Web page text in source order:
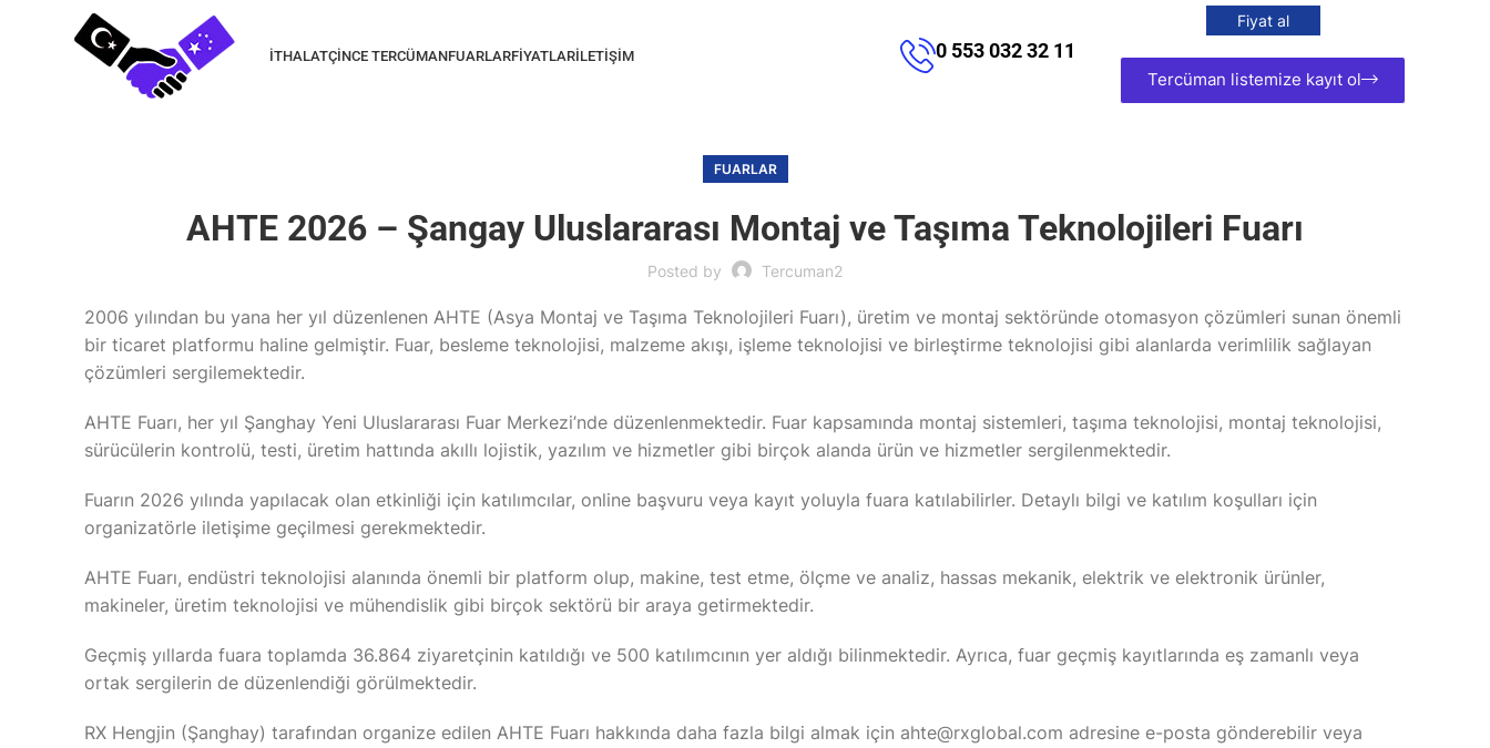
İTHALATÇINCE TERCÜMANFUARLARFIYATLARİLETIŞIM 0 553 032 32 11
Fiyat al
Tercüman listemize kayıt ol
FUARLAR
AHTE 2026 – Şangay Uluslararası Montaj ve Taşıma Teknolojileri Fuarı
Posted by Tercuman2
2006 yılından bu yana her yıl düzenlenen AHTE (Asya Montaj ve Taşıma Teknolojileri Fuarı), üretim ve montaj sektöründe otomasyon çözümleri sunan önemli
bir ticaret platformu haline gelmiştir. Fuar, besleme teknolojisi, malzeme akışı, işleme teknolojisi ve birleştirme teknolojisi gibi alanlarda verimlilik sağlayan
çözümleri sergilemektedir.
AHTE Fuarı, her yıl Şanghay Yeni Uluslararası Fuar Merkezi’nde düzenlenmektedir. Fuar kapsamında montaj sistemleri, taşıma teknolojisi, montaj teknolojisi,
sürücülerin kontrolü, testi, üretim hattında akıllı lojistik, yazılım ve hizmetler gibi birçok alanda ürün ve hizmetler sergilenmektedir.
Fuarın 2026 yılında yapılacak olan etkinliği için katılımcılar, online başvuru veya kayıt yoluyla fuara katılabilirler. Detaylı bilgi ve katılım koşulları için
organizatörle iletişime geçilmesi gerekmektedir.
AHTE Fuarı, endüstri teknolojisi alanında önemli bir platform olup, makine, test etme, ölçme ve analiz, hassas mekanik, elektrik ve elektronik ürünler,
makineler, üretim teknolojisi ve mühendislik gibi birçok sektörü bir araya getirmektedir.
Geçmiş yıllarda fuara toplamda 36.864 ziyaretçinin katıldığı ve 500 katılımcının yer aldığı bilinmektedir. Ayrıca, fuar geçmiş kayıtlarında eş zamanlı veya
ortak sergilerin de düzenlendiği görülmektedir.
RX Hengjin (Şanghay) tarafından organize edilen AHTE Fuarı hakkında daha fazla bilgi almak için ahte@rxglobal.com adresine e-posta gönderebilir veya